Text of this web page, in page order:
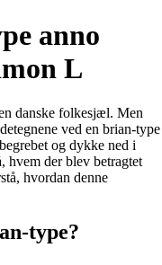
anno
L
danske folkesjæl. Men
ved en brian-type
og dykke ned i
hvem der blev betragtet
hvordan denne
type?